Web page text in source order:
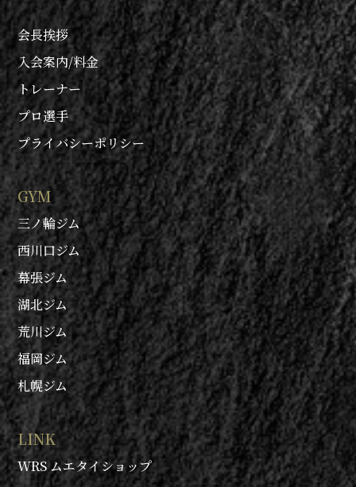
会長挨拶
入会案内/料金
トレーナー
プロ選手
プライバシーポリシー
GYM
三ノ輪ジム
西川口ジム
幕張ジム
湖北ジム
荒川ジム
福岡ジム
札幌ジム
LINK
WRS ムエタイショップ